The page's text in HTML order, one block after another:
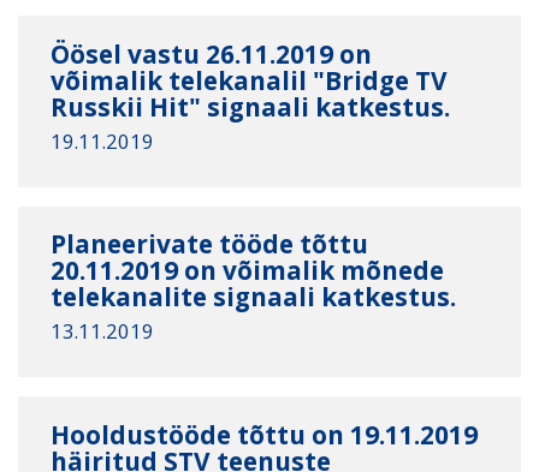
Öösel vastu 26.11.2019 on
võimalik telekanalil "Bridge TV
Russkii Hit" signaali katkestus.
19.11.2019
Planeerivate tööde tõttu
20.11.2019 on võimalik mõnede
telekanalite signaali katkestus.
13.11.2019
Hooldustööde tõttu on 19.11.2019
häiritud STV teenuste